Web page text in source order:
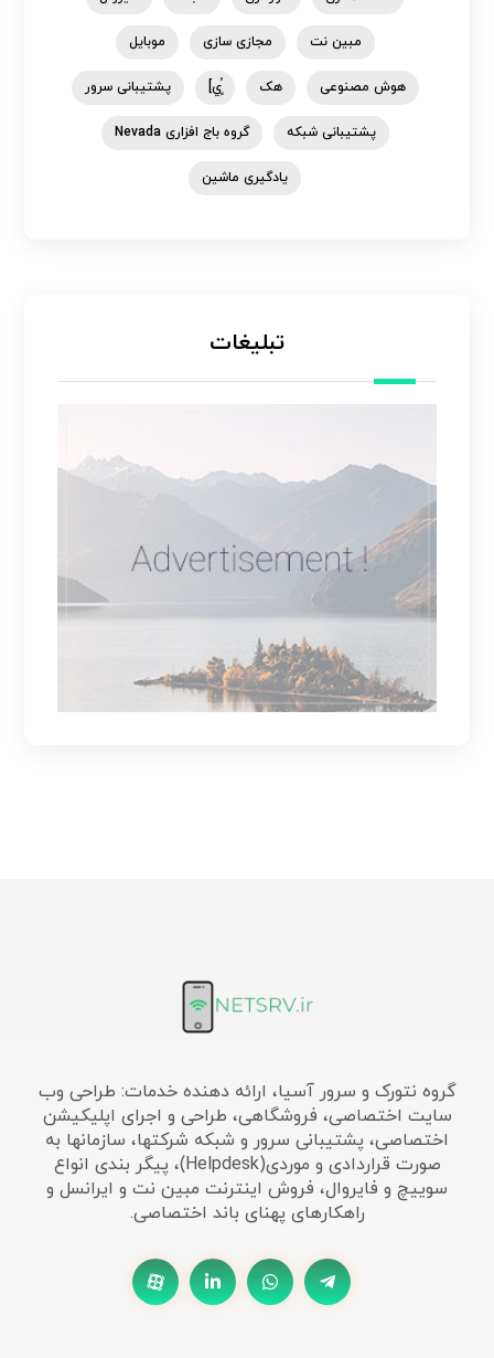
مبین نت مجازی سازی موبایل
هوش مصنوعی هک ٍُي] پشتیبانی سرور
پشتیبانی شبکه گروه باج افزاری Nevada
یادگیری ماشین
تبلیغات
گروه نتورک و سرور آسیا، ارائه دهنده خدمات: طراحی وب
سایت اختصاصی، فروشگاهی، طراحی و اجرای اپلیکیشن
اختصاصی، پشتیبانی سرور و شبکه شرکتها، سازمانها به
صورت قراردادی و موردی(Helpdesk)، پیگر بندی انواع
سوییچ و فایروال، فروش اینترنت مبین نت و ایرانسل و
راهکارهای پهنای باند اختصاصی.